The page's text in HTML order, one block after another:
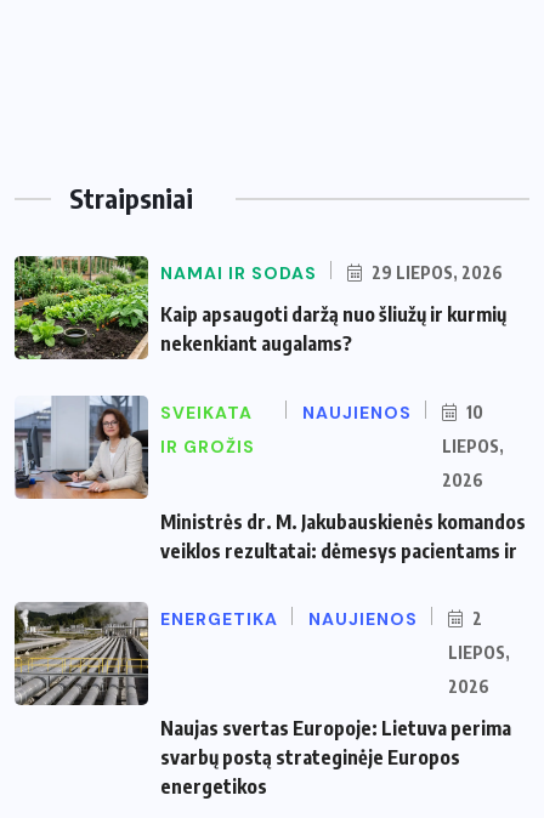
Straipsniai
NAMAI IR SODAS 29 LIEPOS, 2026
Kaip apsaugoti daržą nuo šliužų ir kurmių
nekenkiant augalams?
SVEIKATA
IR GROŽIS
NAUJIENOS
10
LIEPOS,
2026
Ministrės dr. M. Jakubauskienės komandos
veiklos rezultatai: dėmesys pacientams ir
ENERGETIKA NAUJIENOS
2
LIEPOS,
2026
Naujas svertas Europoje: Lietuva perima
svarbų postą strateginėje Europos
energetikos